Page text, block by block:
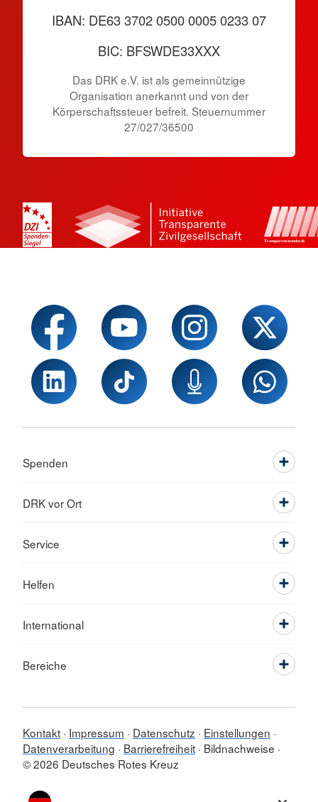
IBAN: DE63 3702 0500 0005 0233 07
BIC: BFSWDE33XXX
Das DRK e.V. ist als gemeinnützige
Organisation anerkannt und von der
Körperschaftssteuer befreit. Steuernummer
27/027/36500
Spenden
DRK vor Ort
Service
Helfen
International
Bereiche
Kontakt Impressum Datenschutz
Einstellungen
Datenverarbeitung
Barrierefreiheit Bildnachweise
© 2026 Deutsches Rotes Kreuz
Sprache wechseln zu